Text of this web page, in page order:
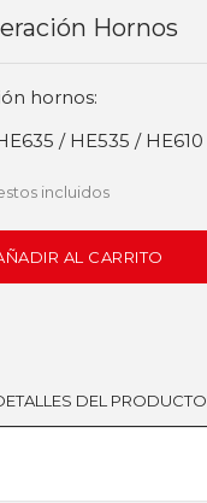
Hornos
hornos :
/ HE535 /
incluidos
AL CARRITO
DEL PRODUCTO